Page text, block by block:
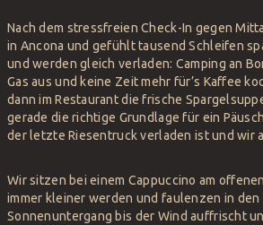
Nach dem stressfreien Check-In gegen
in Ancona und gefühlt tausend Schleifen
und werden gleich verladen: Camping an
Gas aus und keine Zeit mehr für’s Kaffee
dann im Restaurant die frische
gerade die richtige Grundlage für ein
der letzte Riesentruck verladen ist und wir
Wir sitzen bei einem Cappuccino am
immer kleiner werden und faulenzen in
Sonnenuntergang bis der Wind auffrischt